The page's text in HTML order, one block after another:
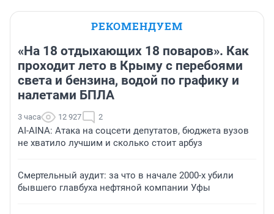
РЕКОМЕНДУЕМ
«На 18 отдыхающих 18 поваров». Как
проходит лето в Крыму с перебоями
света и бензина, водой по графику и
налетами БПЛА
3 часа 12 927 2
AI-AINA: Атака на соцсети депутатов, бюджета вузов
не хватило лучшим и сколько стоит арбуз
Смертельный аудит: за что в начале 2000-х убили
бывшего главбуха нефтяной компании Уфы